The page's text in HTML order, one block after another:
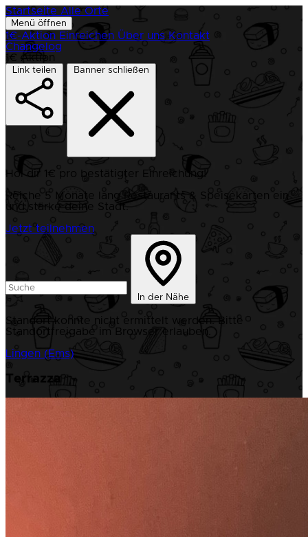
Startseite Alle Orte
Menü öffnen
1€-Aktion Einreichen Über uns Kontakt
Changelog
1€ Aktion
Link teilen Banner schließen
Hol dir 1€ pro bestätigter Einreichung!
Reiche 5 Monate lang Restaurants & Speisekarten ein
und stärke deine Stadt.
Jetzt teilnehmen
In der Nähe
Standort konnte nicht ermittelt werden. Bitte
Standortfreigabe im Browser erlauben.
Lingen (Ems)
Terrazza